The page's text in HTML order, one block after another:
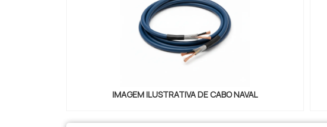
IMAGEM ILUSTRATIVA DE CABO NAVAL